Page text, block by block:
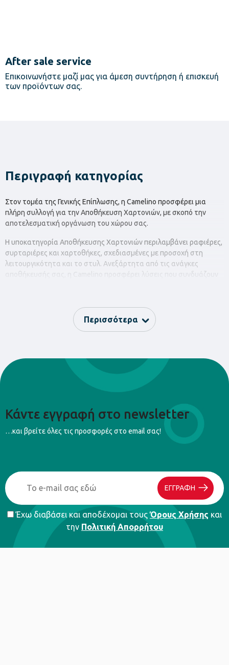
After sale service
Επικοινωνήστε μαζί μας για άμεση συντήρηση ή επισκευή
των προϊόντων σας.
Περιγραφή κατηγορίας
Στον τομέα της Γενικής Επίπλωσης, η Camelino προσφέρει μια
πλήρη συλλογή για την Αποθήκευση Χαρτονιών, με σκοπό την
αποτελεσματική οργάνωση του χώρου σας.
Η υποκατηγορία Αποθήκευσης Χαρτονιών περιλαμβάνει ραφιέρες,
συρταριέρες και χαρτοθήκες, σχεδιασμένες με προσοχή στη
λειτουργικότητα και το στυλ. Ανεξάρτητα από τις ανάγκες
αποθήκευσής σας, η Camelino προσφέρει λύσεις που συνδυάζουν
χαρτονιά σας, ενώ οι συρταριέρες μπορούν να φιλοξενήσουν
μικρούς αντικειμενικούς χώρους με ευκολία. Επιπλέον, οι
Ανακαλύψτε σήμερα τις λειτουργικές και κομψές λύσεις για την
Αποθήκευση Χαρτονιών της Camelino και οργανώστε τον χώρο
Περισσότερα
Κάντε εγγραφή στο newsletter
…και βρείτε όλες τις προσφορές στο email σας!
ΕΓΓΡΑΦΗ
Έχω διαβάσει και αποδέχομαι τουςΌρους Χρήσης και
την Πολιτική Απορρήτου